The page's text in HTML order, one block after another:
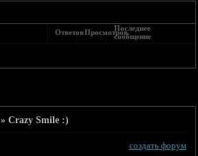
ОтветовПросмотровПоследнее
сообщение
»Crazy Smile :)
создать форум